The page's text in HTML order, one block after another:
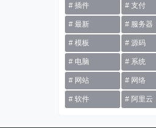
插件 支付
最新 服务器
模板 源码
电脑 系统
网站 网络
软件 阿里云